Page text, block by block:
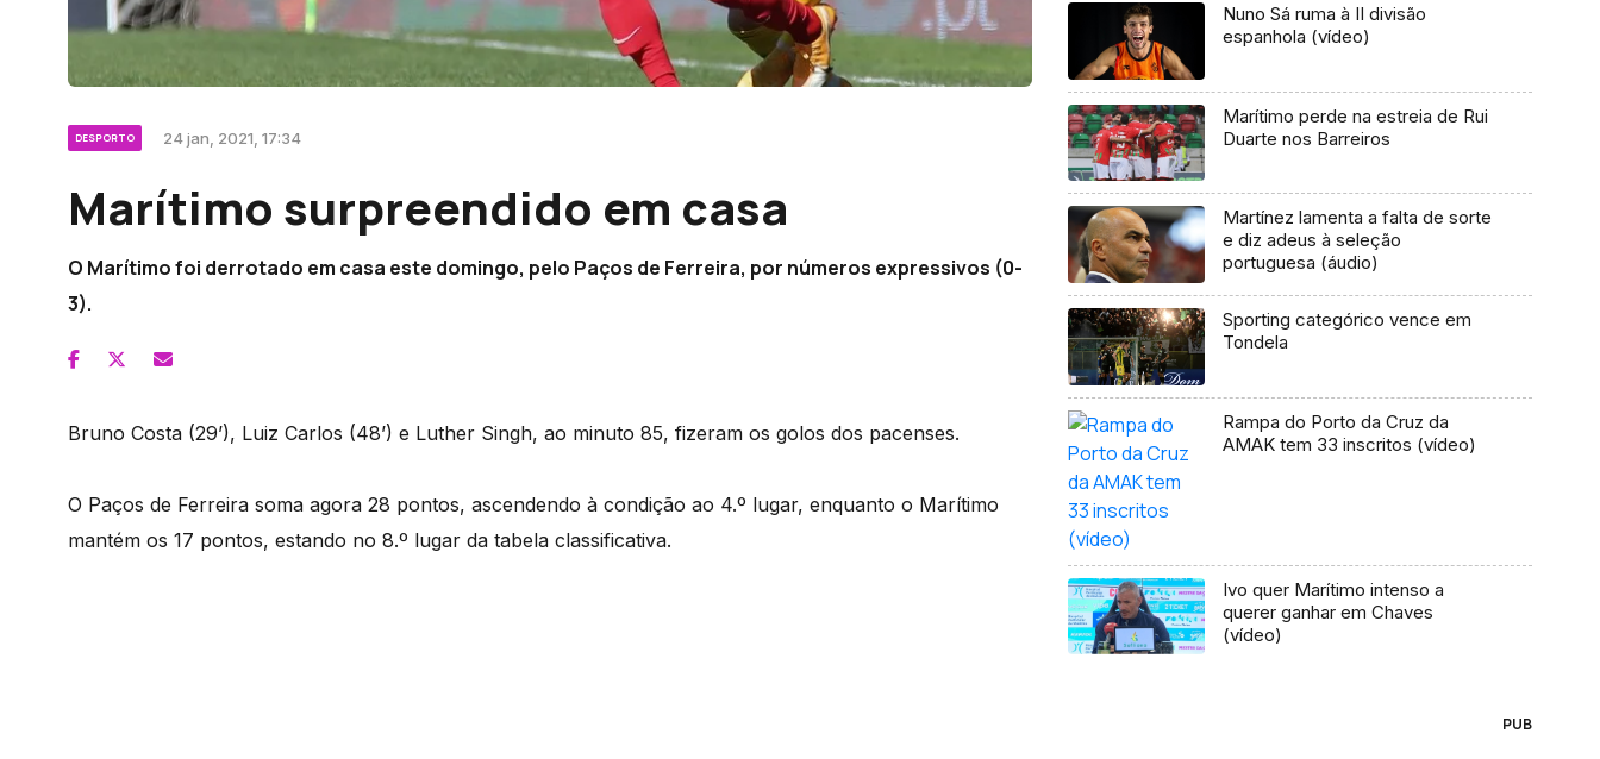
DESPORTO 24 jan, 2021, 17:34
Marítimo surpreendido em casa
O Marítimo foi derrotado em casa este domingo, pelo Paços de Ferreira, por números expressivos (0-
3).
Bruno Costa (29’), Luiz Carlos (48’) e Luther Singh, ao minuto 85, fizeram os golos dos pacenses.
O Paços de Ferreira soma agora 28 pontos, ascendendo à condição ao 4.º lugar, enquanto o Marítimo
mantém os 17 pontos, estando no 8.º lugar da tabela classificativa.
Nuno Sá ruma à II divisão
espanhola (vídeo)
Marítimo perde na estreia de Rui
Duarte nos Barreiros
Martínez lamenta a falta de sorte
e diz adeus à seleção
portuguesa (áudio)
Sporting categórico vence em
Tondela
Rampa do Porto da Cruz da
AMAK tem 33 inscritos (vídeo)
Ivo quer Marítimo intenso a
querer ganhar em Chaves
(vídeo)
PUB